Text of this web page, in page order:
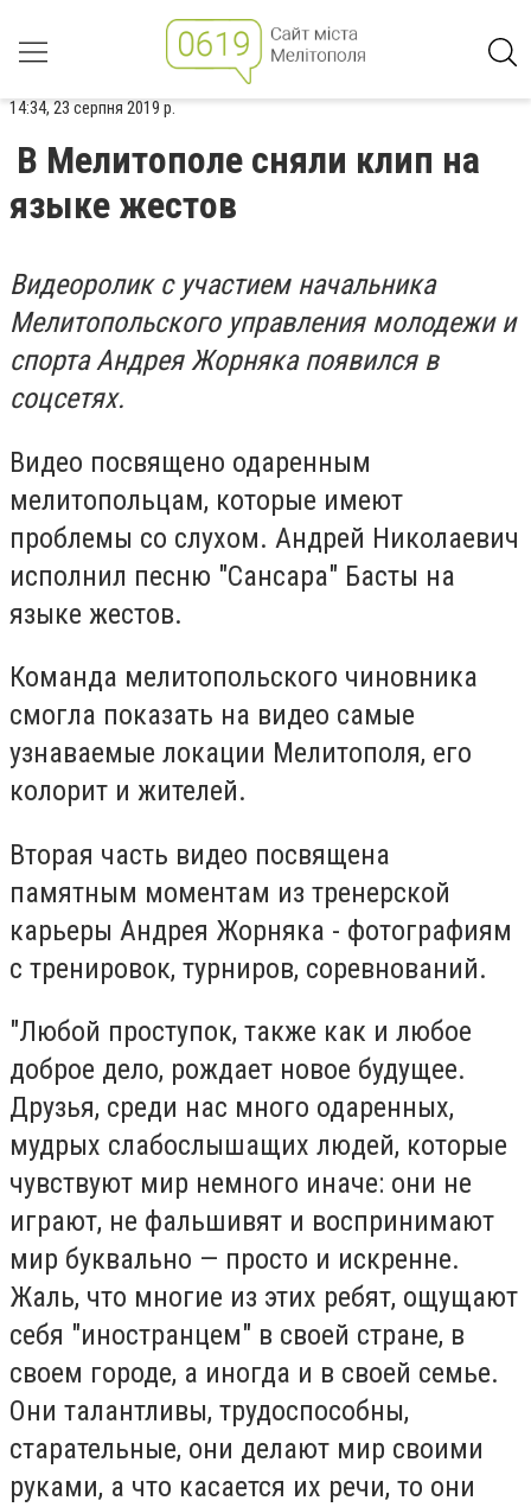
14:34, 23 серпня 2019 р.
В Мелитополе сняли клип на
языке жестов
Видеоролик с участием начальника
Мелитопольского управления молодежи и
спорта Андрея Жорняка появилсяв
соцсетях.
Видео посвящено одаренным
мелитопольцам, которые имеют
проблемы со слухом. Андрей Николаевич
исполнил песню "Сансара" Басты на
языке жестов.
Команда мелитопольского чиновника
смогла показать на видео самые
узнаваемые локации Мелитополя, его
колорит и жителей.
Вторая часть видео посвящена
памятным моментам из тренерской
карьеры Андрея Жорняка - фотографиям
с тренировок, турниров, соревнований.
"Любой проступок, также как и любое
доброе дело, рождает новое будущее.
Друзья, среди нас много одаренных,
мудрых слабослышащих людей, которые
чувствуют мир немного иначе: они не
играют, не фальшивят и воспринимают
мир буквально — просто и искренне.
Жаль, что многие из этих ребят, ощущают
себя "иностранцем" в своей стране, в
своем городе, а иногда и в своей семье.
Они талантливы, трудоспособны,
старательные, они делают мир своими
руками, а что касается их речи, то они